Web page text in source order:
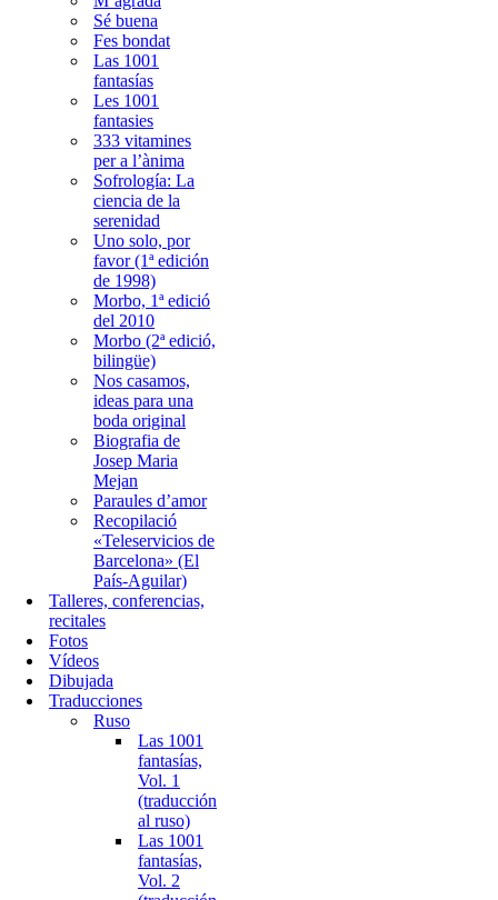
Sé buena
Fes bondat
Las 1001
fantasías
Les 1001
fantasies
333 vitamines
per a l’ànima
Sofrología: La
ciencia de la
serenidad
Uno solo, por
favor (1ª edición
de 1998)
Morbo, 1ª edició
del 2010
Morbo (2ª edició,
bilingüe)
Nos casamos,
ideas para una
boda original
Biografia de
Josep Maria
Mejan
Paraules d’amor
Recopilació
«Teleservicios de
Barcelona» (El
País-Aguilar)
Talleres, conferencias,
recitales
Fotos
Vídeos
Dibujada
Traducciones
Ruso
Las 1001
fantasías,
Vol. 1
(traducción
al ruso)
Las 1001
fantasías,
Vol. 2